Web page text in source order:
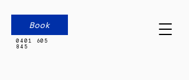
0401 605
845
Book